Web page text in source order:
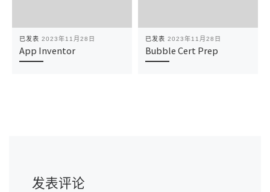
已发表 2023年11月28日
App Inventor
已发表 2023年11月28日
Bubble Cert Prep
发表评论